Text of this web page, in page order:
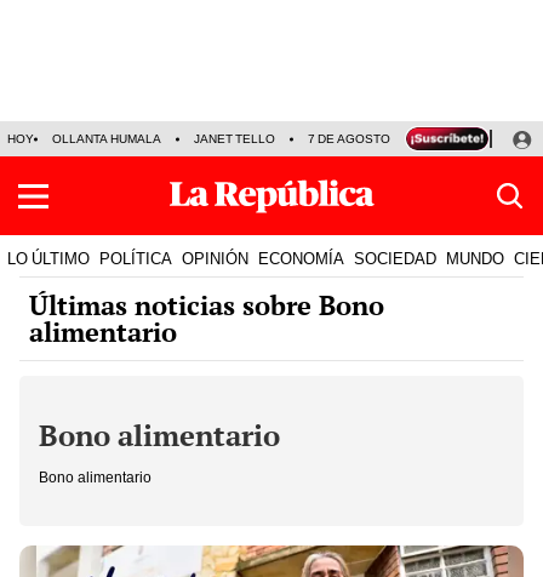
HOY OLLANTA HUMALA JANET TELLO 7 DE AGOSTO TINKA RESULTADOS
LO ÚLTIMO POLÍTICA OPINIÓN ECONOMÍA SOCIEDAD MUNDO
Últimas noticias sobre Bono
alimentario
Bono alimentario
Bono alimentario